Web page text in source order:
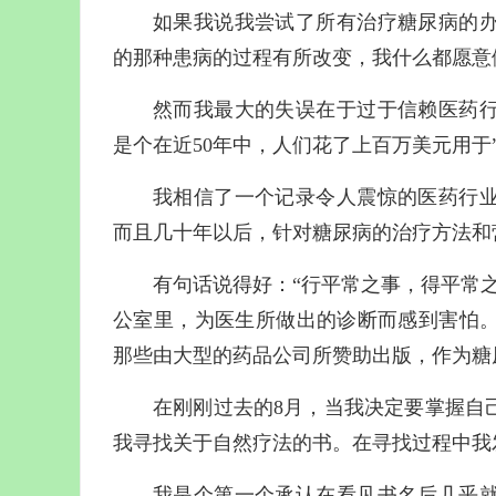
如果我说我尝试了所有治疗糖尿病的
的那种患病的过程有所改变，我什么都愿意
然而我最大的失误在于过于信赖医药
是个在近50年中，人们花了上百万美元用
我相信了一个记录令人震惊的医药行
而且几十年以后，针对糖尿病的治疗方法
有句话说得好：“行平常之事，得平常
公室里，为医生所做出的诊断而感到害怕
那些由大型的药品公司所赞助出版，作为
在刚刚过去的8月，当我决定要掌握
我寻找关于自然疗法的书。在寻找过程中